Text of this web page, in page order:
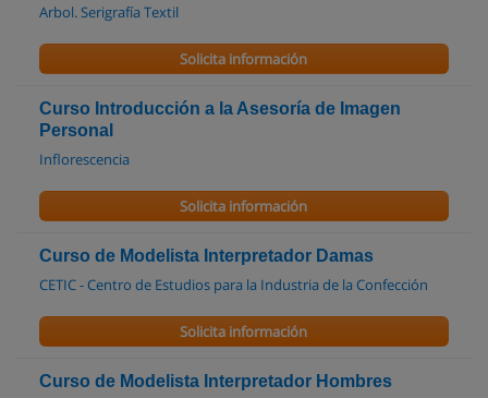
Arbol. Serigrafía Textil
Solicita información
Curso Introducción a la Asesoría de Imagen
Personal
Inflorescencia
Solicita información
Curso de Modelista Interpretador Damas
CETIC - Centro de Estudios para la Industria de la Confección
Solicita información
Curso de Modelista Interpretador Hombres